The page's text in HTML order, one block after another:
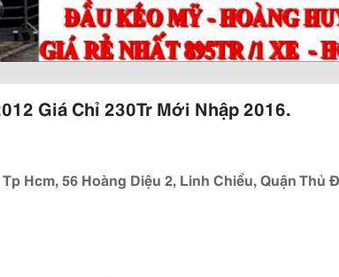
Giá Chỉ 230Tr Mới Nhập 2016.
Hcm, 56 Hoàng Diệu 2, Linh Chiểu, Quận